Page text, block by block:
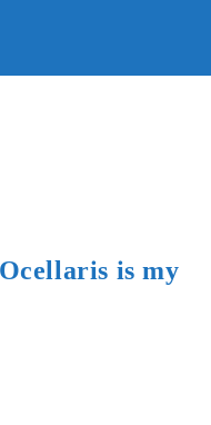
is my